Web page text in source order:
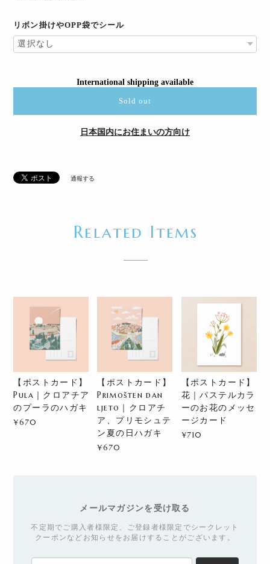
リボン掛けやOPP袋でシール
International shipping available
Sold out
日本国内にお住まいの方向け
通報する
Related Items
【ポストカード】
Pula｜クロアチア
のプーラのハガキ
¥670
【ポストカード】
Primošten dan
ljeto｜クロアチ
ア、プリモシュテ
ン夏の日ハガキ
¥670
【ポストカード】
花｜パステルカラ
ーのお花のメッセ
ージカード
¥710
メールマガジンを受け取る
不定期でご購入者様限定、ご登録者様限定でシークレット
クーポンなどお知らせをお届けすることがございます。